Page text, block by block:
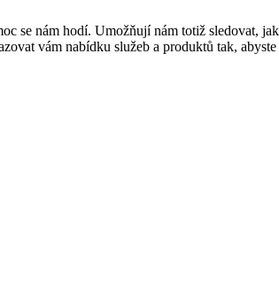
se nám hodí. Umožňují nám totiž sledovat,
vám nabídku služeb a produktů tak,